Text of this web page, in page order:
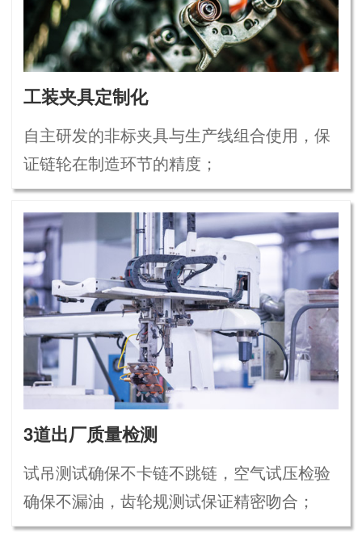
工装夹具定制化
自主研发的非标夹具与生产线组合使用，保
证链轮在制造环节的精度；
3道出厂质量检测
试吊测试确保不卡链不跳链，空气试压检验
确保不漏油，齿轮规测试保证精密吻合；